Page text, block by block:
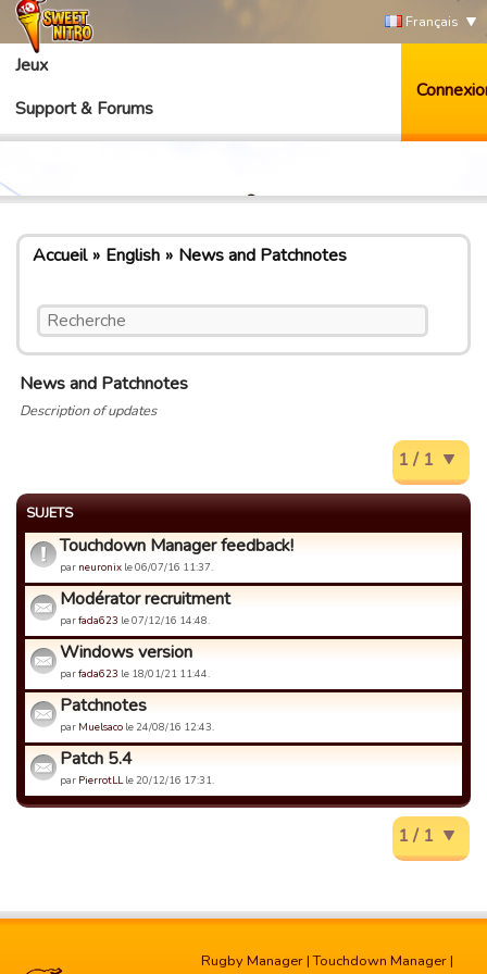
Français
Jeux
Support & Forums
Accueil English News and Patchnotes
News and Patchnotes
Description of updates
1 / 1
SUJETS
Touchdown Manager feedback!
par neuronix le 06/07/16 11:37.
Modérator recruitment
parfada623 le 07/12/16 14:48.
Windows version
parfada623 le 18/01/21 11:44.
Patchnotes
par Muelsaco le 24/08/16 12:43.
Patch 5.4
par PierrotLLle 20/12/16 17:31.
1 / 1
Rugby Manager |Touchdown Manager |